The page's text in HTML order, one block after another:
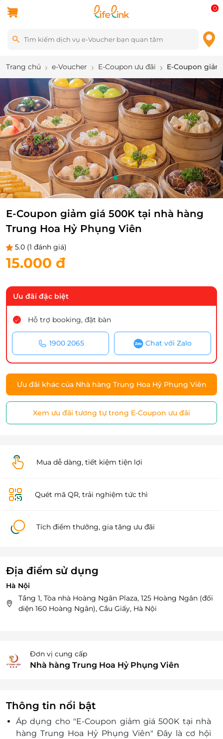
0
Trang chủ e-Voucher E-Coupon ưu đãi E-Coupon
9/16
E-Coupon giảm giá 500K tại nhà hàng
Trung Hoa Hỷ Phụng Viên
5.0 (1 đánh giá)
15.000 đ
Ưu đãi đặc biệt
Hỗ trợ booking, đặt bàn
1900 2065 Chat với Zalo
Ưu đãi khác của Nhà hàng Trung Hoa Hỷ Phụng Viên
Xem ưu đãi tương tự trong E-Coupon ưu đãi
Mua dễ dàng, tiết kiệm tiện lợi
Quét mã QR, trải nghiệm tức thì
Tích điểm thưởng, gia tăng ưu đãi
Địa điểm sử dụng
Hà Nội
Tầng 1, Tòa nhà Hoàng Ngân Plaza, 125 Hoàng Ngân (đối
diện 160 Hoàng Ngân), Cầu Giấy, Hà Nội
Đơn vị cung cấp
Nhà hàng Trung Hoa Hỷ Phụng Viên
Thông tin nổi bật
Áp dụng cho "E-Coupon giảm giá 500K tại nhà
hàng Trung Hoa Hỷ Phụng Viên" Đây là cơ hội